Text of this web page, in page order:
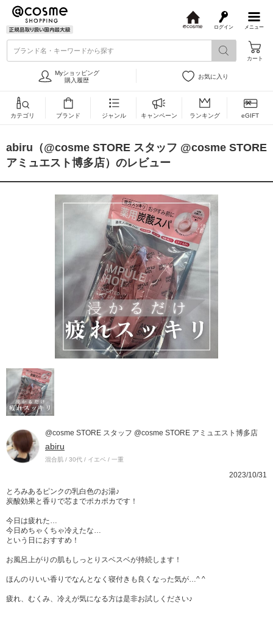
メニュー
ログイン
s
ブランド名・キーワードから探す
カート
Myショッピング
購入履歴
お気に入り
カテゴリ ブランド ジャンル キャンペーン ランキング eGIFT
abiru（@cosme STORE スタッフ @cosme STORE
アミュエスト博多店）のレビュー
@cosme STORE スタッフ @cosme STORE アミュエスト博多店
abiru
混合肌 / 30代 / イエベ / 一重
2023/10/31
とろみあるピンクの乳白色のお湯♪
炭酸効果と香りで芯までポカポカです！
今日は疲れた…
今日めちゃくちゃ冷えたな…
という日におすすめ！
お風呂上がりの肌もしっとりスベスベが持続します！
ほんのりいい香りでなんとなく寝付きも良くなった気が…^ ^
疲れ、むくみ、冷えが気になる方は是非お試しください♪